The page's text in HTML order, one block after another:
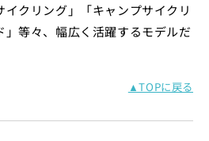
イクリング」「キャンプサイクリ
」等々、幅広く活躍するモデルだ
▲TOPに戻る